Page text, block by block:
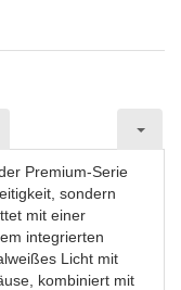
Premium-Serie
sondern
mit einer
integrierten
Licht mit
kombiniert mit